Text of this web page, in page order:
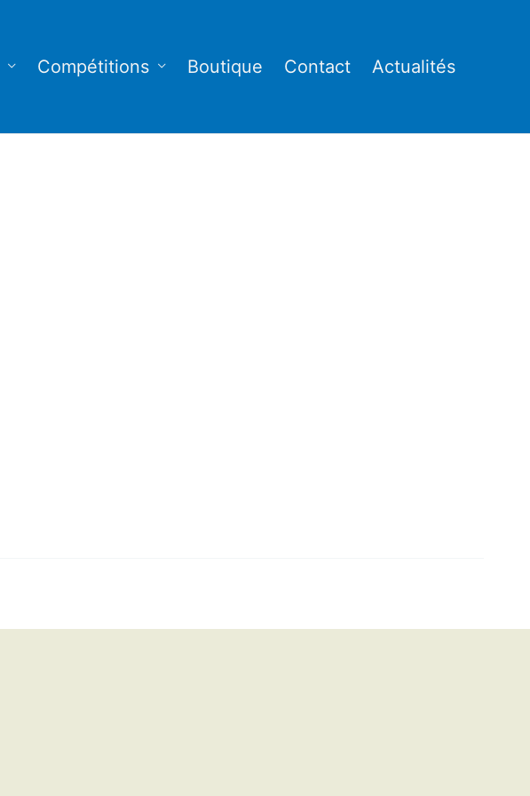
Compétitions Boutique Contact Actualités